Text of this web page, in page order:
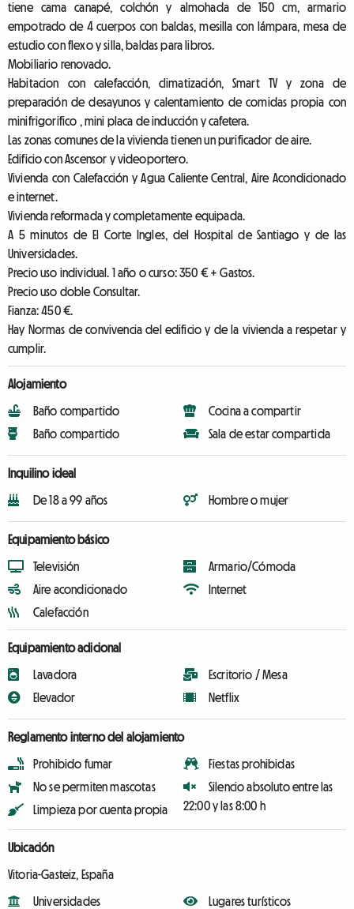
tiene cama canapé, colchón y almohada de 150 cm, armario
empotrado de 4 cuerpos con baldas, mesilla con lámpara, mesa de
estudio con flexo y silla, baldas para libros.
Mobiliario renovado.
Habitacion con calefacción, climatización, Smart TV y zona de
preparación de desayunos y calentamiento de comidas propia con
minifrigorifico , mini placa de inducción y cafetera.
Las zonas comunes de la vivienda tienen un purificador de aire.
Edificio con Ascensor y videoportero.
Vivienda con Calefacción y Agua Caliente Central, Aire Acondicionado
e internet.
Vivienda reformada y completamente equipada.
A 5 minutos de El Corte Ingles, del Hospital de Santiago y de las
Universidades.
Precio uso individual. 1 año o curso: 350 € + Gastos.
Precio uso doble Consultar.
Fianza: 450 €.
Hay Normas de convivencia del edificio y de la vivienda a respetar y
cumplir.
Alojamiento
Baño compartido
Baño compartido
Cocina a compartir
Sala de estar compartida
Inquilino ideal
De 18 a 99 años Hombre o mujer
Equipamiento básico
Televisión
Aire acondicionado
Calefacción
Armario/Cómoda
Internet
Equipamiento adicional
Lavadora
Elevador
Escritorio / Mesa
Netflix
Reglamento interno del alojamiento
Prohibido fumar
No se permiten mascotas
Limpieza por cuenta propia
Fiestas prohibidas
Silencio absoluto entre las
22:00 y las 8:00 h
Ubicación
Vitoria-Gasteiz, España
Universidades Lugares turísticos